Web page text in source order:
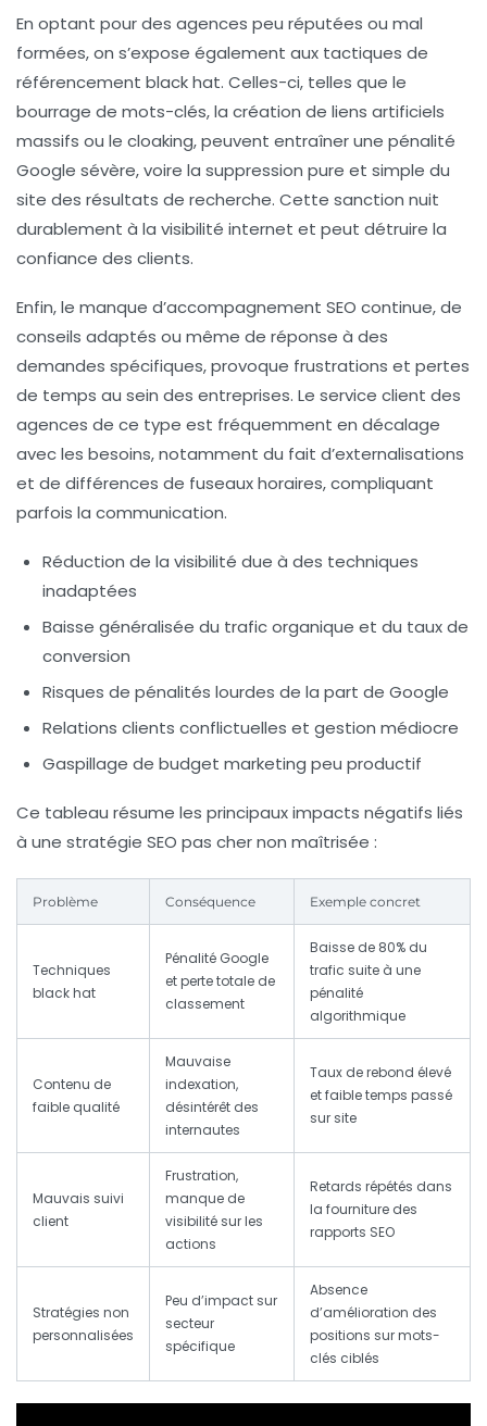
En optant pour des agences peu réputées ou mal
formées, on s’expose également aux tactiques de
référencement black hat. Celles-ci, telles que le
bourrage de mots-clés, la création de liens artificiels
massifs ou le cloaking, peuvent entraîner une pénalité
Google sévère, voire la suppression pure et simple du
site des résultats de recherche. Cette sanction nuit
durablement à la visibilité internet et peut détruire la
confiance des clients.
Enfin, le manque d’accompagnement SEO continue, de
conseils adaptés ou même de réponse à des
demandes spécifiques, provoque frustrations et pertes
de temps au sein des entreprises. Le service client des
agences de ce type est fréquemment en décalage
avec les besoins, notamment du fait d’externalisations
et de différences de fuseaux horaires, compliquant
parfois la communication.
Réduction de la visibilité due à des techniques
inadaptées
Baisse généralisée du trafic organique et du taux de
conversion
Risques de pénalités lourdes de la part de Google
Relations clients conflictuelles et gestion médiocre
Gaspillage de budget marketing peu productif
Ce tableau résume les principaux impacts négatifs liés
à une stratégie SEO pas cher non maîtrisée :
Problème Conséquence Exemple concret
Techniques
black hat
Pénalité Google
et perte totale de
classement
Baisse de 80% du
trafic suite à une
pénalité
algorithmique
Contenu de
faible qualité
Mauvaise
indexation,
désintérêt des
internautes
Taux de rebond élevé
et faible temps passé
sur site
Mauvais suivi
client
Frustration,
manque de
visibilité sur les
actions
Retards répétés dans
la fourniture des
rapports SEO
Stratégies non
personnalisées
Peu d’impact sur
secteur
spécifique
Absence
d’amélioration des
positions sur mots-
clés ciblés